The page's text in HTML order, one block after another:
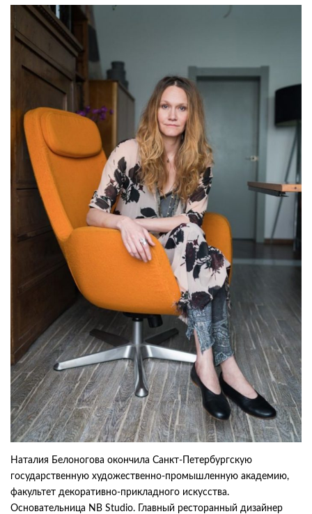
Наталия Белоногова окончила Санкт-Петербургскую
государственную художественно-промышленную академию,
факультет декоративно-прикладного искусства.
Основательница NB Studio. Главный ресторанный дизайнер